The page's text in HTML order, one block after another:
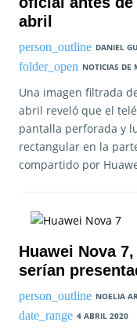
abril
DANIEL
NOTICIAS DE
Una imagen filtrada
abril reveló que el
pantalla perforada y
rectangular en la
compartido por
Huawei Nova
serían
NOELIA
4 ABRIL 2020